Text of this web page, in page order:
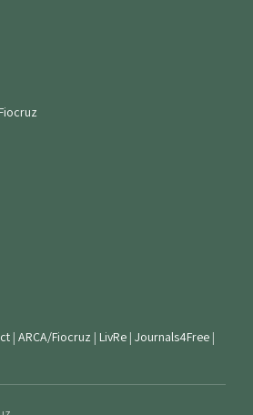
| ARCA/Fiocruz | LivRe | Journals4Free |